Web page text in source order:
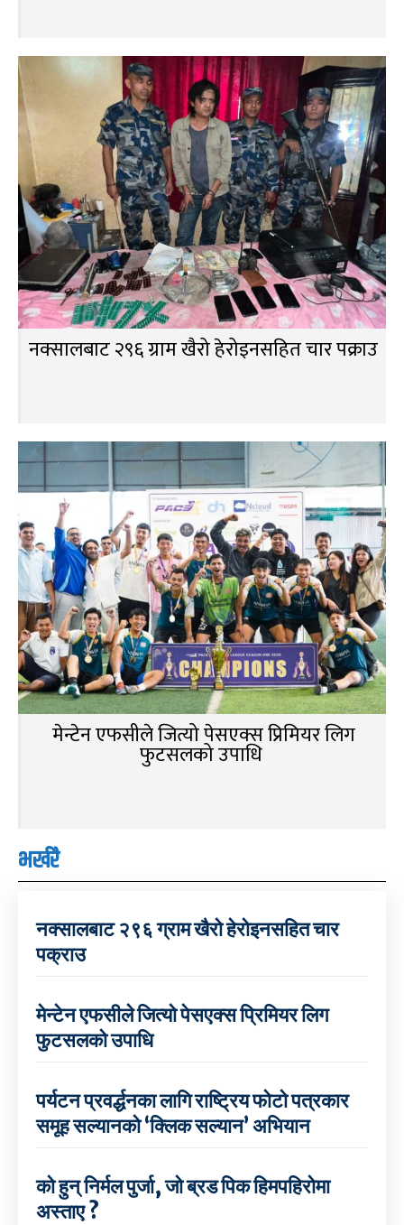
नक्सालबाट २९६ ग्राम खैरो हेरोइनसहित चार पक्राउ
मेन्टेन एफसीले जित्यो पेसएक्स प्रिमियर लिग
फुटसलको उपाधि
भर्खरै
नक्सालबाट २९६ ग्राम खैरो हेरोइनसहित चार
पक्राउ
मेन्टेन एफसीले जित्यो पेसएक्स प्रिमियर लिग
फुटसलको उपाधि
पर्यटन प्रवर्द्धनका लागि राष्ट्रिय फोटो पत्रकार
समूह सल्यानको ‘क्लिक सल्यान’ अभियान
को हुन् निर्मल पुर्जा, जो ब्रड पिक हिमपहिरोमा
अस्ताए ?